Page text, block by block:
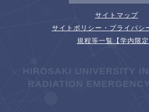
サイトマップ
サイトポリシー・プライバシ
規程等一覧【学内限定
HIROSAKI UNIVERSITY
RADIATION